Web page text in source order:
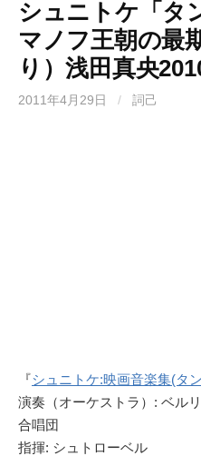
シュニトケ「タ
マノフ王朝の最
り）浅田真央
2011年4月29日 / 詞己
『シュニトケ:映画音楽集(タ
演奏（オーケストラ）: ベル
合唱団
指揮: シュトローベル